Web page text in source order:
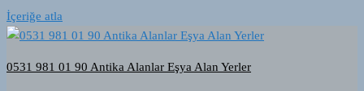
İçeriğe atla
0531 981 01 90 Antika Alanlar Eşya Alan Yerler